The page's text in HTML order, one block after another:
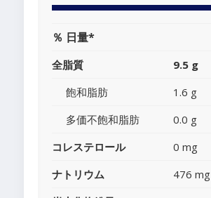
％ 日量*
全脂質 9.5 g
飽和脂肪
1.6 g
多価不飽和脂肪
0.0 g
コレステロール
0 mg
ナトリウム
476 mg